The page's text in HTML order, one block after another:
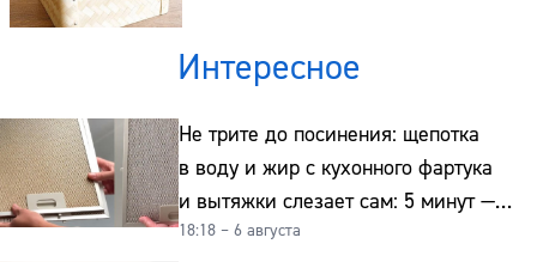
Интересное
Не трите до посинения: щепотка
в воду и жир с кухонного фартука
и вытяжки слезает сам: 5 минут —
и сверкает как новая
18:18 – 6 августа